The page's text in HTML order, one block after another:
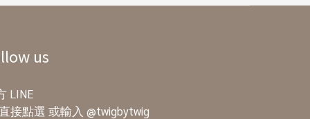
us
LINE
直接點選 或輸入 @twigbytwig